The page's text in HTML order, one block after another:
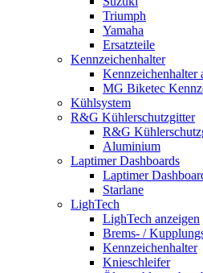
Triumph
Yamaha
Ersatzteile
Kennzeichenhalter
Kennzeichenhalter
MG Biketec
Kühlsystem
R&G Kühlerschutzgitter
R&G
Aluminium
Laptimer Dashboards
Laptimer
Starlane
LighTech
LighTech anzeigen
Brems- /
Kennzeichenhalter
Knieschleifer